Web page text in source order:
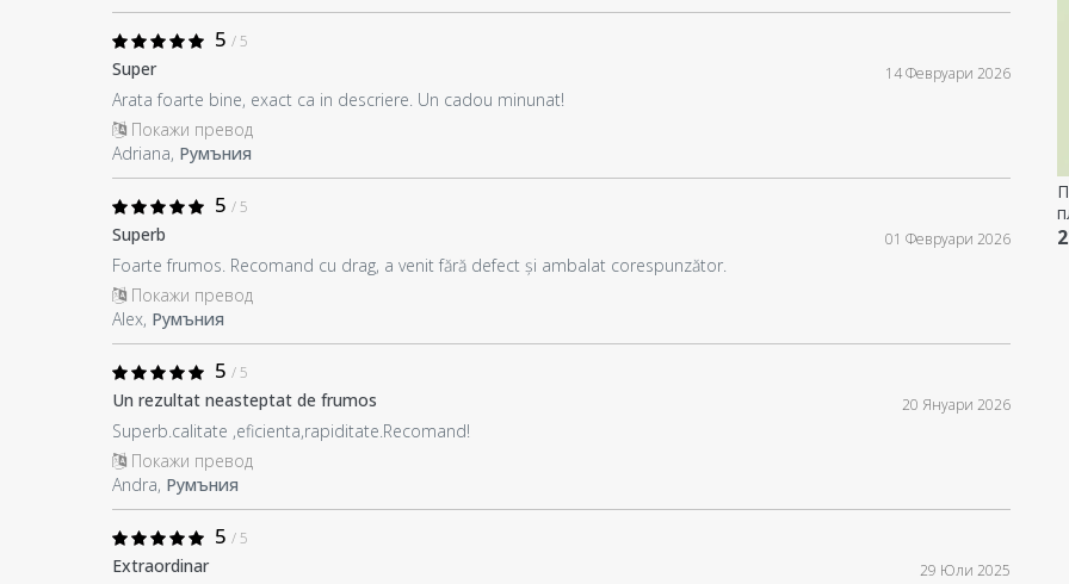
5 / 5
Super 14 Февруари 2026
Arata foarte bine, exact ca in descriere. Un cadou minunat!
Покажи превод
Adriana, Румъния
5 / 5
Superb 01 Февруари 2026
Foarte frumos. Recomand cu drag, a venit fără defect și ambalat corespunzător.
Покажи превод
Alex, Румъния
5 / 5
Un rezultat neasteptat de frumos 20 Януари 2026
Superb.calitate ,eficienta,rapiditate.Recomand!
Покажи превод
Andra, Румъния
5 / 5
Extraordinar 29 Юли 2025